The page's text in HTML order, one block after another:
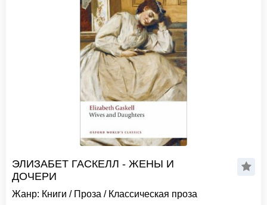
ЭЛИЗАБЕТ ГАСКЕЛЛ - ЖЕНЫ И
ДОЧЕРИ
Жанр: Книги / Проза / Классическая проза